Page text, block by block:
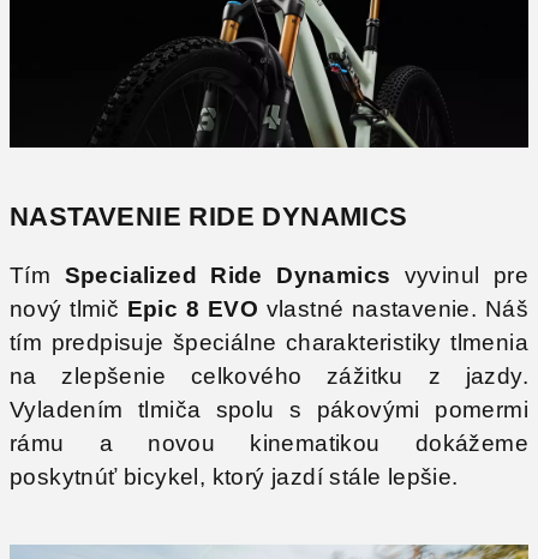
NASTAVENIE RIDE DYNAMICS
Tím Specialized Ride Dynamics vyvinul pre
nový tlmič Epic 8 EVO vlastné nastavenie. Náš
tím predpisuje špeciálne charakteristiky tlmenia
na zlepšenie celkového zážitku z jazdy.
Vyladením tlmiča spolu s pákovými pomermi
rámu a novou kinematikou dokážeme
poskytnúť bicykel, ktorý jazdí stále lepšie.